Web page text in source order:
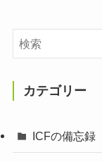
カテゴリー
ICFの備忘録